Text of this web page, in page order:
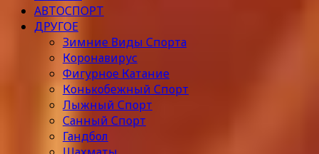
АВТОСПОРТ
ДРУГОЕ
Зимние Виды Спорта
Коронавирус
Фигурное Катание
Конькобежный Спорт
Лыжный Спорт
Санный Спорт
Гандбол